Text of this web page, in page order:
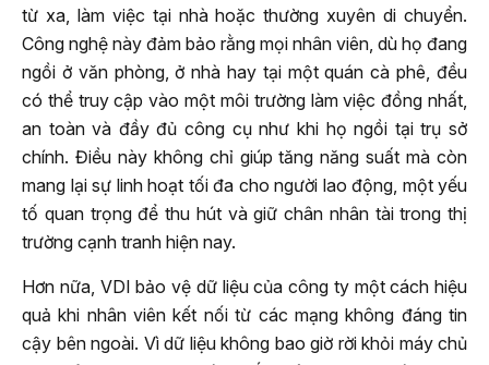
từ xa, làm việc tại nhà hoặc thường xuyên di chuyển.
Công nghệ này đảm bảo rằng mọi nhân viên, dù họ đang
ngồi ở văn phòng, ở nhà hay tại một quán cà phê, đều
có thể truy cập vào một môi trường làm việc đồng nhất,
an toàn và đầy đủ công cụ như khi họ ngồi tại trụ sở
chính. Điều này không chỉ giúp tăng năng suất mà còn
mang lại sự linh hoạt tối đa cho người lao động, một yếu
tố quan trọng để thu hút và giữ chân nhân tài trong thị
trường cạnh tranh hiện nay.
Hơn nữa, VDI bảo vệ dữ liệu của công ty một cách hiệu
quả khi nhân viên kết nối từ các mạng không đáng tin
cậy bên ngoài. Vì dữ liệu không bao giờ rời khỏi máy chủ